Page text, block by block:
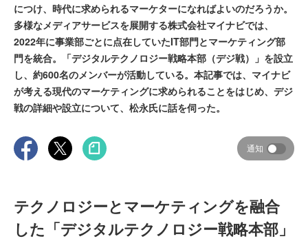
につけ、時代に求められるマーケターになればよいのだろうか。
多様なメディアサービスを展開する株式会社マイナビでは、
2022年に事業部ごとに点在していたIT部門とマーケティング部
門を統合。「デジタルテクノロジー戦略本部（デジ戦）」を設立
し、約600名のメンバーが活動している。本記事では、マイナビ
が考える現代のマーケティングに求められることをはじめ、デジ
戦の詳細や設立について、松永氏に話を伺った。
通知
テクノロジーとマーケティングを融合
した「デジタルテクノロジー戦略本部」